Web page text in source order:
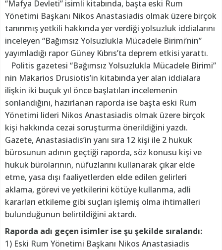
“Mafya Devleti” isimli kitabında, başta eski Rum
Yönetimi Başkanı Nikos Anastasiadis olmak üzere birçok
tanınmış yetkili hakkında yer verdiği yolsuzluk iddialarını
inceleyen “Bağımsız Yolsuzlukla Mücadele Birimi’nin”
yayımladığı rapor Güney Kıbrıs’ta deprem etkisi yarattı.
Politis gazetesi “Bağımsız Yolsuzlukla Mücadele Birimi”
nin Makarios Drusiotis’in kitabında yer alan iddialara
ilişkin iki buçuk yıl önce başlatılan incelemenin
sonlandığını, hazırlanan raporda ise başta eski Rum
Yönetimi lideri Nikos Anastasiadis olmak üzere birçok
kişi hakkında cezai soruşturma önerildiğini yazdı.
Gazete, Anastasiadis’in yanı sıra 12 kişi ile 2 hukuk
bürosunun adının geçtiği raporda, söz konusu kişi ve
hukuk bürolarının, nüfuzlarını kullanarak çıkar elde
etme, yasa dışı faaliyetlerden elde edilen gelirleri
aklama, görevi ve yetkilerini kötüye kullanma, adli
kararları etkileme gibi suçları işlemiş olma ihtimalleri
bulunduğunun belirtildiğini aktardı.
Raporda adı geçen isimler ise şu şekilde sıralandı:
1) Eski Rum Yönetimi Başkanı Nikos Anastasiadis